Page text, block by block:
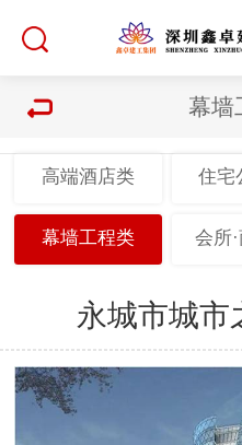
幕墙
高端酒店类 住宅
幕墙工程类 会所
永城市城市